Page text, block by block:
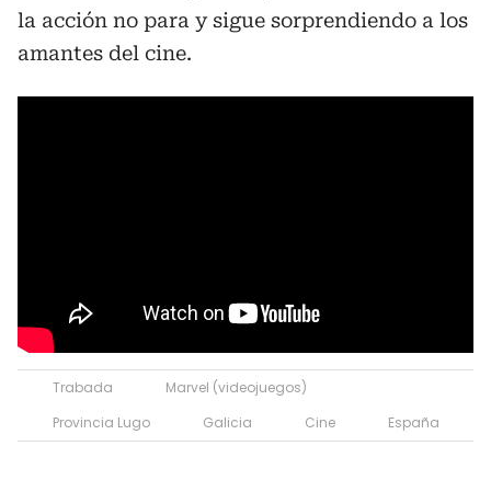
la acción no para y sigue sorprendiendo a los
amantes del cine.
Trabada
Marvel (videojuegos)
Provincia Lugo
Galicia Cine España